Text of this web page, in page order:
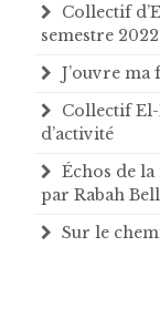
Collectif
semestre 2022
J’ouvre
Collectif
d’activité
Échos de la
par Rabah
Sur le